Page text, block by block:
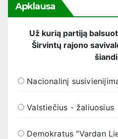
Apklausa
Už kurią partiją
Širvintų rajono
Nacionalinį
Valstiečius - žaliuosius
Demokratus "Vardan